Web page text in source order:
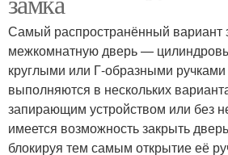
Самый распространённый вариант
межкомнатную дверь —
круглыми или Г-образными
выполняются в нескольких
запирающим устройством или без
имеется возможность закрыть
блокируя тем самым открытие её